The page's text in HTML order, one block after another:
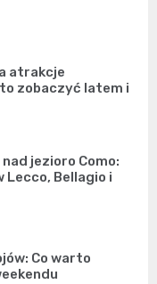
atrakcje
zobaczyć latem i
jezioro Como:
Lecco, Bellagio i
Co warto